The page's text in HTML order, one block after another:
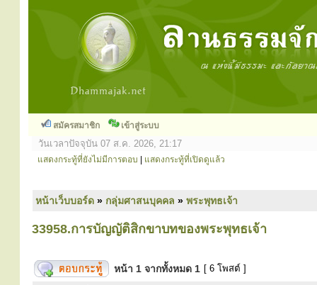
สมัครสมาชิก เข้าสู่ระบบ
วันเวลาปัจจุบัน 07 ส.ค. 2026, 21:17
แสดงกระทู้ที่ยังไม่มีการตอบ แสดงกระทู้ที่เปิดดูแล้ว
หน้าเว็บบอร์ด » กลุ่มศาสนบุคคล » พระพุทธเจ้า
33958.การบัญญัติสิกขาบทของพระพุทธเจ้า
หน้า 1 จากทั้งหมด 1 [ 6 โพสต์ ]